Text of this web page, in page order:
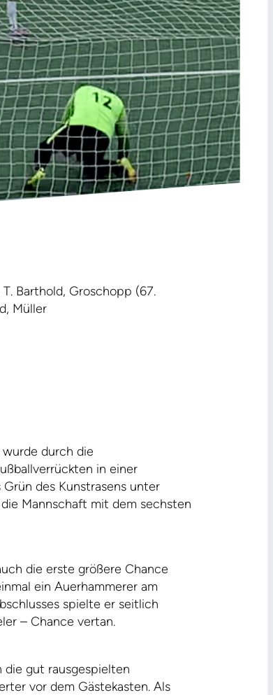
Barthold, Groschopp (67.
Müller
durch die
in einer
des Kunstrasens unter
Mannschaft mit dem sechsten
die erste größere Chance
ein Auerhammerer am
spielte er seitlich
– Chance vertan.
die gut rausgespielten
vor dem Gästekasten. Als